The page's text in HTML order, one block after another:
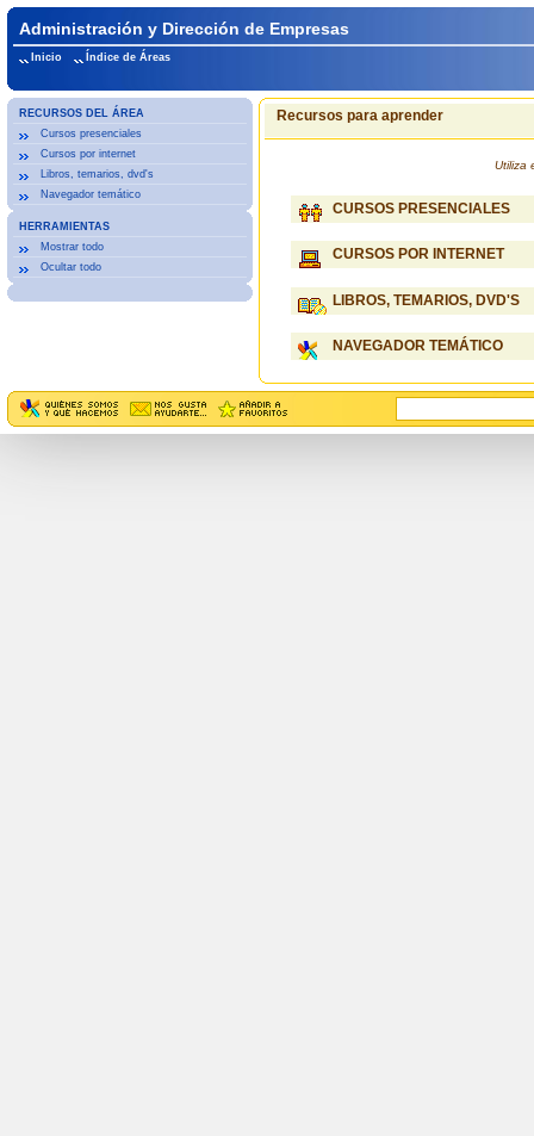
Administración y Dirección de Empresas
Inicio Índice de Áreas
RECURSOS DEL ÁREA
Cursos presenciales
Cursos por internet
Libros, temarios, dvd's
Navegador temático
HERRAMIENTAS
Mostrar todo
Ocultar todo
Recursos para aprender
Utiliza
CURSOS PRESENCIALES
CURSOS POR INTERNET
LIBROS, TEMARIOS, DVD'S
NAVEGADOR TEMÁTICO